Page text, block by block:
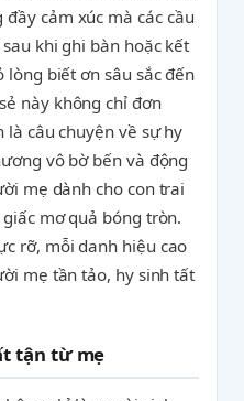
cảm xúc mà các cầu
khi ghi bàn hoặc kết
biết ơn sâu sắc đến
này không chỉ đơn
câu chuyện về sự hy
vô bờ bến và động
mẹ dành cho con trai
mơ quả bóng tròn.
rỡ, mỗi danh hiệu cao
mẹ tần tảo, hy sinh tất
tận từ mẹ